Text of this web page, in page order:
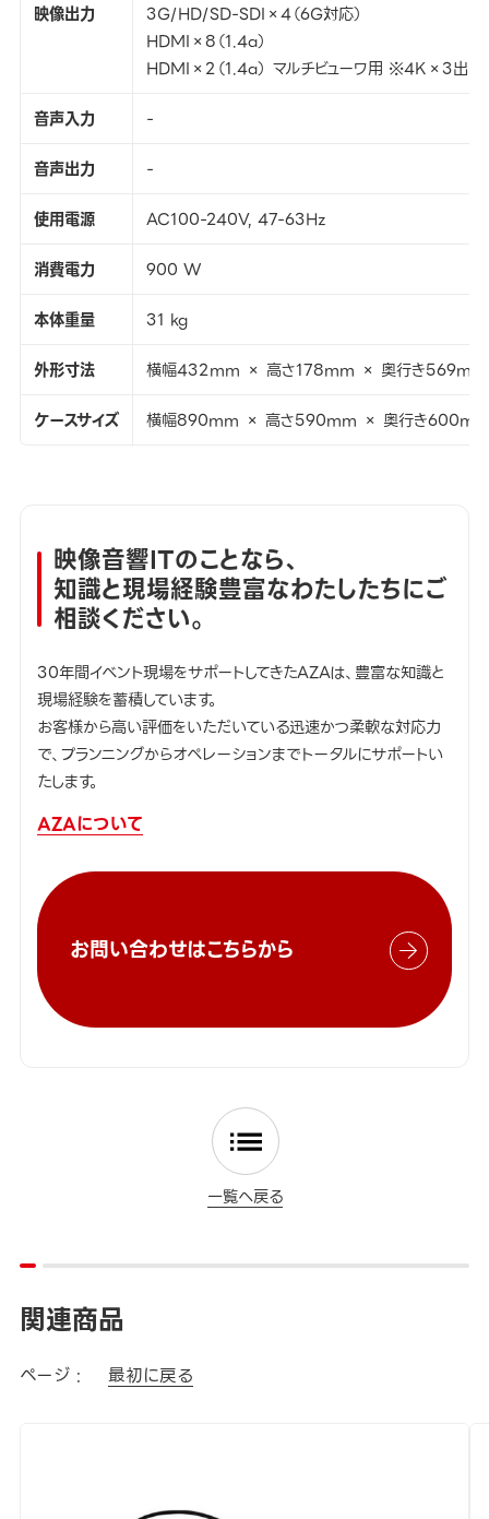
映像出力
3G/HD/SD-SDI×4（6G対応）
HDMI×8（1.4a）
HDMI×2（1.4a） マルチビューワ用 ※4K×3出力
音声入力
-
音声出力
-
使用電源
AC100-240V, 47-63Hz
消費電力
900 W
本体重量
31 kg
外形寸法
横幅432mm × 高さ178mm × 奥行き569mm
ケースサイズ
横幅890mm × 高さ590mm × 奥行き600mm
映像音響ITのことなら、
知識と現場経験豊富なわたしたちにご
相談ください。
30年間イベント現場をサポートしてきたAZAは、豊富な知識と
現場経験を蓄積しています。
お客様から高い評価をいただいている迅速かつ柔軟な対応力
で、プランニングからオペレーションまでトータルにサポートい
たします。
AZAについて
お問い合わせはこちらから
一覧へ戻る
関連商品
ページ : 最初に戻る